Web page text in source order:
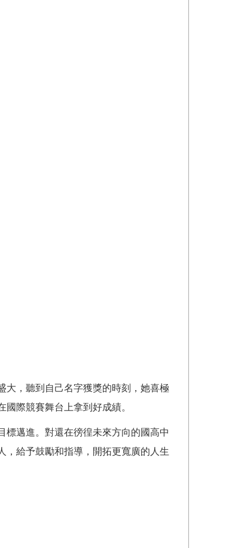
大，聽到自己名字獲獎的時刻，她喜極
際競賽舞台上拿到好成績。
標邁進。對還在徬徨未來方向的國高中
，給予鼓勵和指導，開拓更寬廣的人生